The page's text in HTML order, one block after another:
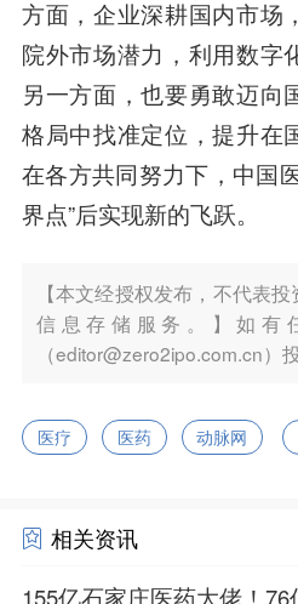
方面，企业深耕国内市场
院外市场潜力，利用数字
另一方面，也要勇敢迈向
格局中找准定位，提升在
在各方共同努力下，中国
界点”后实现新的飞跃。
【本文经授权发布，不代表
信息存储服务。】如有
（editor@zero2ipo.com.cn）
医疗 医药 动脉网
相关资讯
155亿石家庄医药大佬！76